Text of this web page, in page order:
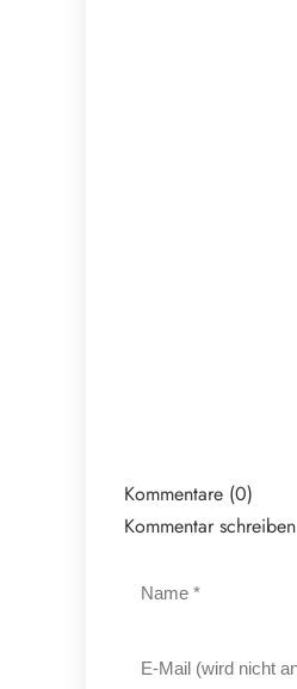
Kommentare (0)
Kommentar schreiben